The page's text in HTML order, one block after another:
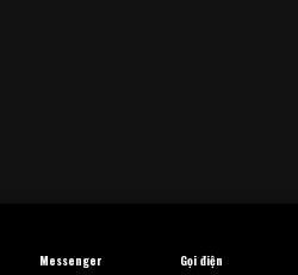
Gọi điện
Messenger